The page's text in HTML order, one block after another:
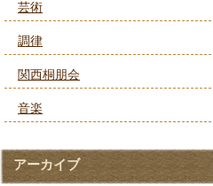
芸術
調律
関西桐朋会
音楽
アーカイブ